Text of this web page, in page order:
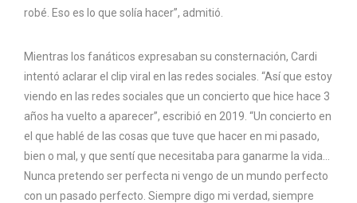
robé. Eso es lo que solía hacer”, admitió.
Mientras los fanáticos expresaban su consternación, Cardi
intentó aclarar el clip viral en las redes sociales. “Así que estoy
viendo en las redes sociales que un concierto que hice hace 3
años ha vuelto a aparecer”, escribió en 2019. “Un concierto en
el que hablé de las cosas que tuve que hacer en mi pasado,
bien o mal, y que sentí que necesitaba para ganarme la vida…
Nunca pretendo ser perfecta ni vengo de un mundo perfecto
con un pasado perfecto. Siempre digo mi verdad, siempre